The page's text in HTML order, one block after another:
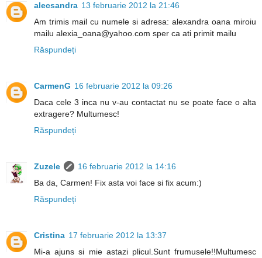
alecsandra 13 februarie 2012 la 21:46
Am trimis mail cu numele si adresa: alexandra oana miroiu
mailu alexia_oana@yahoo.com sper ca ati primit mailu
Răspundeți
CarmenG 16 februarie 2012 la 09:26
Daca cele 3 inca nu v-au contactat nu se poate face o alta
extragere? Multumesc!
Răspundeți
Zuzele
16 februarie 2012 la 14:16
Ba da, Carmen! Fix asta voi face si fix acum:)
Răspundeți
Cristina 17 februarie 2012 la 13:37
Mi-a ajuns si mie astazi plicul.Sunt frumusele!!Multumesc